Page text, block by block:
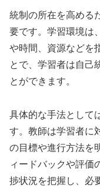
統制の所在を高める
要です。学習環境は
や時間、資源などを
とで、学習者は自己
とができます。
具体的な手法として
す。教師は学習者に
の目標や進行方法を
ィードバックや評価
捗状況を把握し、必